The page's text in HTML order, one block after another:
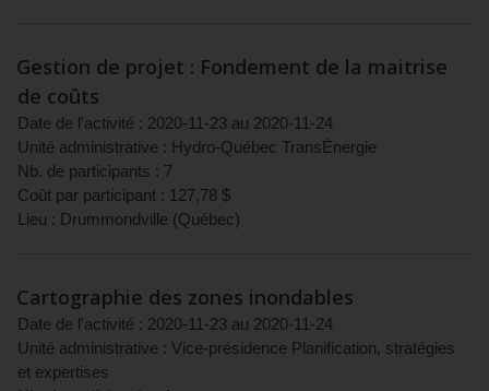
Gestion de projet : Fondement de la maitrise
de coûts
Date de l'activité : 2020-11-23 au 2020-11-24
Unité administrative : Hydro-Québec TransÉnergie
Nb. de participants : 7
Coût par participant : 127,78 $
Lieu : Drummondville (Québec)
Cartographie des zones inondables
Date de l'activité : 2020-11-23 au 2020-11-24
Unité administrative : Vice-présidence Planification, stratégies
et expertises